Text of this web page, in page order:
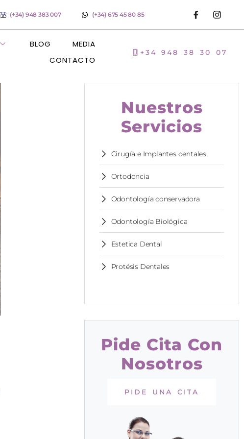
(+34) 948 383 007 (+34) 675 45 80 85
BLOG
MEDIA
CONTACTO
+34 948 38 30 07
Nuestros
Servicios
Cirugía e Implantes dentales
Ortodoncia
Odontología conservadora
Odontología Biológica
Estetica Dental
Protésis Dentales
Pide Cita Con
Nosotros
PIDE UNA CITA